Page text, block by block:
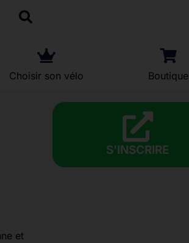
Choisir son vélo Boutique
et
S'INSCRIRE